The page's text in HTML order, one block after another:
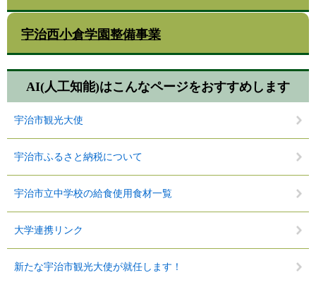
宇治西小倉学園整備事業
AI(人工知能)はこんなページをおすすめします
宇治市観光大使
宇治市ふるさと納税について
宇治市立中学校の給食使用食材一覧
大学連携リンク
新たな宇治市観光大使が就任します！